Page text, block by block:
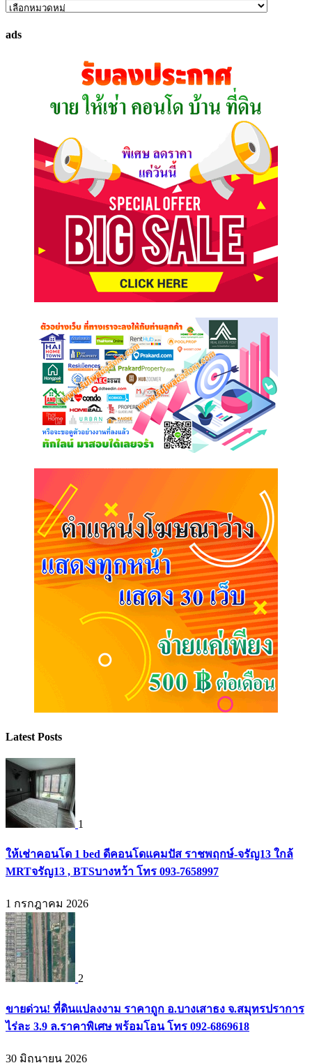
ค้นหา
ที่
ads
Latest Posts
1
ให้เช่าคอนโด 1 bed ดีคอนโดแคมปัส ราชพฤกษ์-จรัญ13 ใกล้
MRTจรัญ13 , BTSบางหว้า โทร 093-7658997
1 กรกฎาคม 2026
2
ขายด่วน! ที่ดินแปลงงาม ราคาถูก อ.บางเสาธง จ.สมุทรปราการ
ไร่ละ 3.9 ล.ราคาพิเศษ พร้อมโอน โทร 092-6869618
30 มิถุนายน 2026